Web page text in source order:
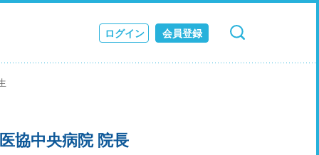
ログイン 会員登録
検索 キャンセル
協中央病院 院長